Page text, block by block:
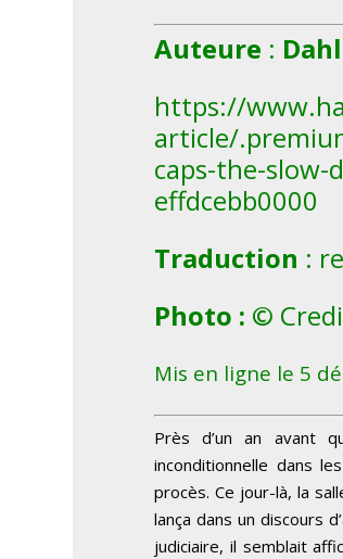
Auteure :
https://
article/
caps-the-
effdcebb0000
Traduction :
Photo : ©
Mis en ligne le 5
Près d’un an avant
inconditionnelle dans
procès. Ce jour-là, la
lança dans un discours
judiciaire, il semblait